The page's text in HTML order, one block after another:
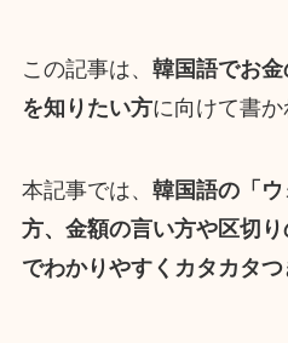
この記事は、 韓国語でお
を知りたい方に向けて書か
本記事では、 韓国語の「
方、金額の言い方や区切
でわかりやすくカタカタ